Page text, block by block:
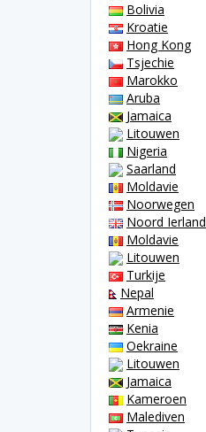
Bolivia
Kroatie
Hong Kong
Tsjechie
Marokko
Aruba
Jamaica
Litouwen
Nigeria
Saarland
Moldavie
Noorwegen
Noord Ierland
Moldavie
Litouwen
Turkije
Nepal
Armenie
Kenia
Oekraine
Litouwen
Jamaica
Kameroen
Malediven